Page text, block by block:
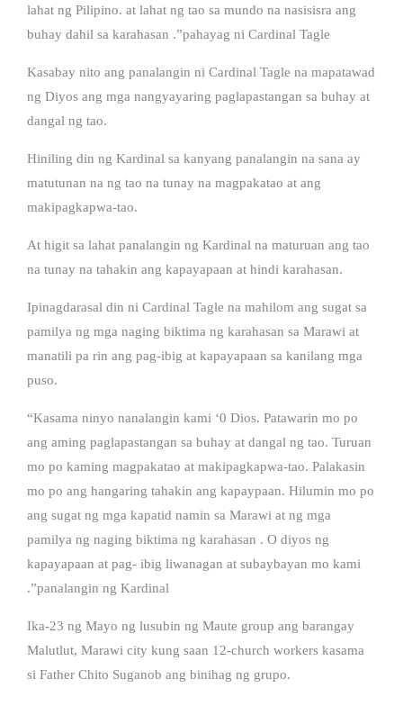
lahat ng Pilipino. at lahat ng tao sa mundo na nasisisra ang
buhay dahil sa karahasan .”pahayag ni Cardinal Tagle
Kasabay nito ang panalangin ni Cardinal Tagle na mapatawad
ng Diyos ang mga nangyayaring paglapastangan sa buhay at
dangal ng tao.
Hiniling din ng Kardinal sa kanyang panalangin na sana ay
matutunan na ng tao na tunay na magpakatao at ang
makipagkapwa-tao.
At higit sa lahat panalangin ng Kardinal na maturuan ang tao
na tunay na tahakin ang kapayapaan at hindi karahasan.
Ipinagdarasal din ni Cardinal Tagle na mahilom ang sugat sa
pamilya ng mga naging biktima ng karahasan sa Marawi at
manatili pa rin ang pag-ibig at kapayapaan sa kanilang mga
puso.
“Kasama ninyo nanalangin kami ‘0 Dios. Patawarin mo po
ang aming paglapastangan sa buhay at dangal ng tao. Turuan
mo po kaming magpakatao at makipagkapwa-tao. Palakasin
mo po ang hangaring tahakin ang kapaypaan. Hilumin mo po
ang sugat ng mga kapatid namin sa Marawi at ng mga
pamilya ng naging biktima ng karahasan . O diyos ng
kapayapaan at pag- ibig liwanagan at subaybayan mo kami
.”panalangin ng Kardinal
Ika-23 ng Mayo ng lusubin ng Maute group ang barangay
Malutlut, Marawi city kung saan 12-church workers kasama
si Father Chito Suganob ang binihag ng grupo.